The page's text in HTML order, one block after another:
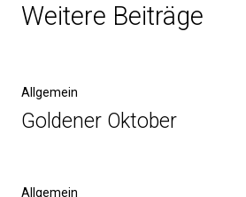
Weitere Beiträge
Allgemein
Goldener Oktober
Allgemein